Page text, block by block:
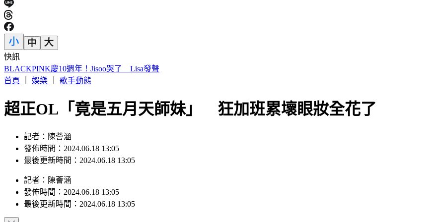
快訊
白海豚颱風假宣布了！連江縣9日停班停課 新竹縣8校停課
首頁
娛樂 歌手動態
超正OL「竟是五月天師妹」 狂加班累壞眼妝全花了
記者：陳薈涵
發佈時間：2024.06.18 13:05
最後更新時間：2024.06.18 13:05
記者 ： 陳薈涵
發佈時間： 2024.06.18 13:05
最後更新時間： 2024.06.18 13:05